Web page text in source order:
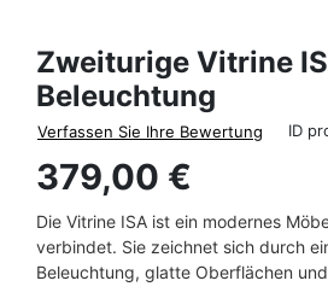
Zweiturige Vitrine
Beleuchtung
Verfassen Sie Ihre Bewertung ID
379,00 €
Die Vitrine ISA ist ein modernes
verbindet. Sie zeichnet sich durch
Beleuchtung, glatte Oberflächen